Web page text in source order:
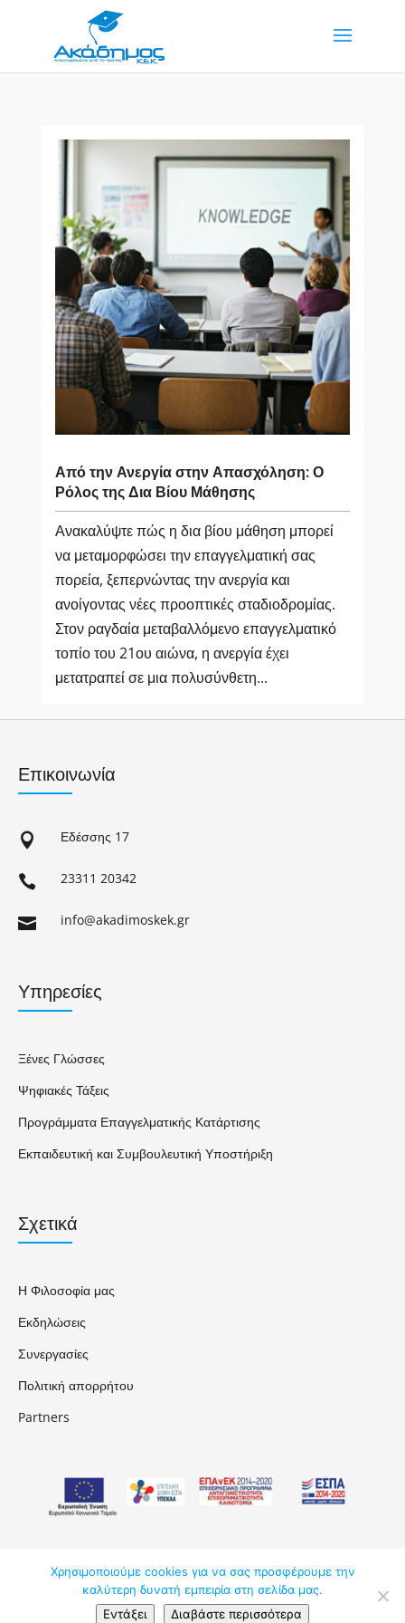
Από την Ανεργία στην Απασχόληση: Ο
Ρόλος της Δια Βίου Μάθησης
Ανακαλύψτε πώς η δια βίου μάθηση μπορεί
να μεταμορφώσει την επαγγελματική σας
πορεία, ξεπερνώντας την ανεργία και
ανοίγοντας νέες προοπτικές σταδιοδρομίας.
Στον ραγδαία μεταβαλλόμενο επαγγελματικό
τοπίο του 21ου αιώνα, η ανεργία έχει
μετατραπεί σε μια πολυσύνθετη...
Επικοινωνία
 Εδέσσης 17
 23311 20342
 info@akadimoskek.gr
Υπηρεσίες
Ξένες Γλώσσες
Ψηφιακές Τάξεις
Προγράμματα Επαγγελματικής Κατάρτισης
Εκπαιδευτική και Συμβουλευτική Υποστήριξη
Σχετικά
Η Φιλοσοφία μας
Εκδηλώσεις
Συνεργασίες
Πολιτική απορρήτου
Partners
ΑΚΑΔΗΜΟΣ ΚΔΒΜ ΕΠΕ © 2026
Χρησιμοποιούμε cookies για να σας προσφέρουμε την
καλύτερη δυνατή εμπειρία στη σελίδα μας.
Εντάξει
Διαβάστε περισσότερα